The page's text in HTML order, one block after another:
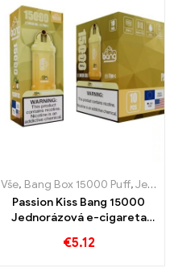
,
Vše, Bang Box 15000 Puff,Jednorázové e-cigarety Švédsko
Passion Kiss Bang 15000
Jednorázová e-cigareta
milovníky ovoce a sladkého
€5.12